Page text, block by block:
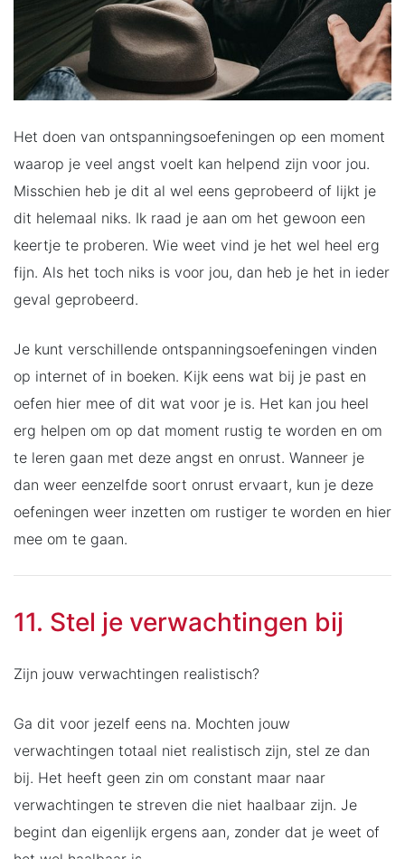
Het doen van ontspanningsoefeningen op een moment
waarop je veel angst voelt kan helpend zijn voor jou.
Misschien heb je dit al wel eens geprobeerd of lijkt je
dit helemaal niks. Ik raad je aan om het gewoon een
keertje te proberen. Wie weet vind je het wel heel erg
fijn. Als het toch niks is voor jou, dan heb je het in ieder
geval geprobeerd.
Je kunt verschillende ontspanningsoefeningen vinden
op internet of in boeken. Kijk eens wat bij je past en
oefen hier mee of dit wat voor je is. Het kan jou heel
erg helpen om op dat moment rustig te worden en om
te leren gaan met deze angst en onrust. Wanneer je
dan weer eenzelfde soort onrust ervaart, kun je deze
oefeningen weer inzetten om rustiger te worden en hier
mee om te gaan.
11. Stel je verwachtingen bij
Zijn jouw verwachtingen realistisch?
Ga dit voor jezelf eens na. Mochten jouw
verwachtingen totaal niet realistisch zijn, stel ze dan
bij. Het heeft geen zin om constant maar naar
verwachtingen te streven die niet haalbaar zijn. Je
begint dan eigenlijk ergens aan, zonder dat je weet of